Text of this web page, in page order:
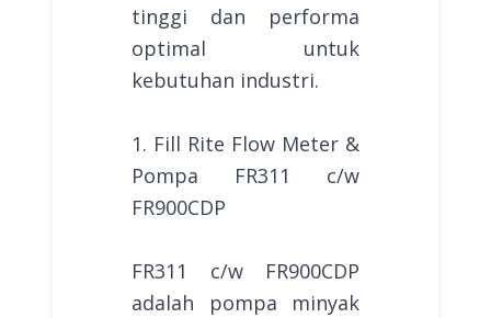
tinggi dan performa
optimal untuk
kebutuhan industri.
1. Fill Rite Flow Meter &
Pompa FR311 c/w
FR900CDP
FR311 c/w FR900CDP
adalah pompa minyak